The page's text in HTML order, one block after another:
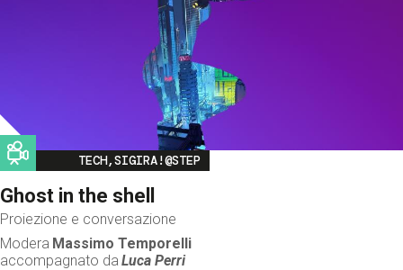
Image
TECH,SIGIRA!@STEP
Ghost in the shell
Proiezione e conversazione
Modera Massimo Temporelli
accompagnato da Luca Perri